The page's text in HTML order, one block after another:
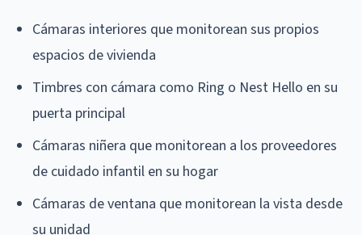
Cámaras interiores que monitorean sus propios
espacios de vivienda
Timbres con cámara como Ring o Nest Hello en su
puerta principal
Cámaras niñera que monitorean a los proveedores
de cuidado infantil en su hogar
Cámaras de ventana que monitorean la vista desde
su unidad